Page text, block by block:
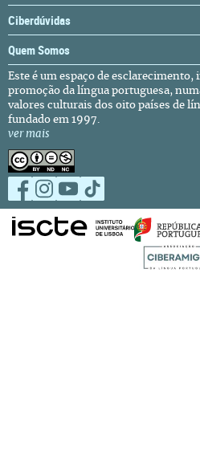
Ciberdúvidas
Quem Somos
Este é um espaço de esclarecimento,
promoção da língua portuguesa,
valores culturais dos oito países de
fundado em 1997.
ver mais